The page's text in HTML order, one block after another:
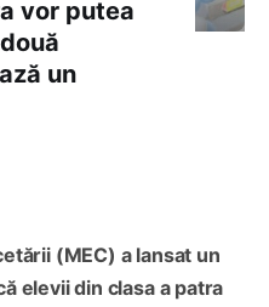
vor putea
un
(MEC) a lansat un
elevii din clasa a patra